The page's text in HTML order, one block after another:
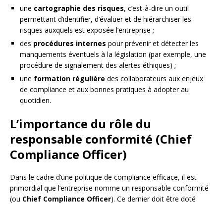
une cartographie des risques, c’est-à-dire un outil
permettant d’identifier, d’évaluer et de hiérarchiser les
risques auxquels est exposée l’entreprise ;
des procédures internes pour prévenir et détecter les
manquements éventuels à la législation (par exemple, une
procédure de signalement des alertes éthiques) ;
une formation régulière des collaborateurs aux enjeux
de compliance et aux bonnes pratiques à adopter au
quotidien.
L’importance du rôle du
responsable conformité (Chief
Compliance Officer)
Dans le cadre d’une politique de compliance efficace, il est
primordial que l’entreprise nomme un responsable conformité
(ou Chief Compliance Officer). Ce dernier doit être doté